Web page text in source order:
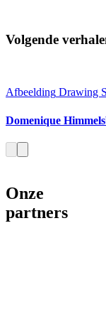
Volgende
Afbeelding Drawing
Domenique
Onze
partners